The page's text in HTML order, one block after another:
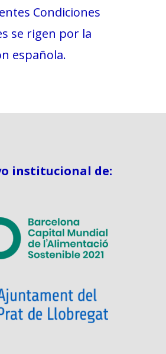
Condiciones
se rigen por la
española.
institucional de: